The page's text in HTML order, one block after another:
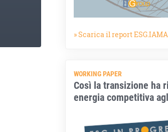
» Scarica il report ESG.IAMA
WORKING PAPER
Così la transizione ha
energia competitiva